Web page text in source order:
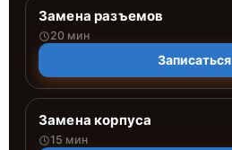
Замена разъемов
20 мин
Записаться
Замена корпуса
15 мин